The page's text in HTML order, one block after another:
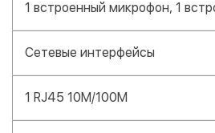
1 встроенный микрофон, 1
Сетевые интерфейсы
1 RJ45 10M/100M